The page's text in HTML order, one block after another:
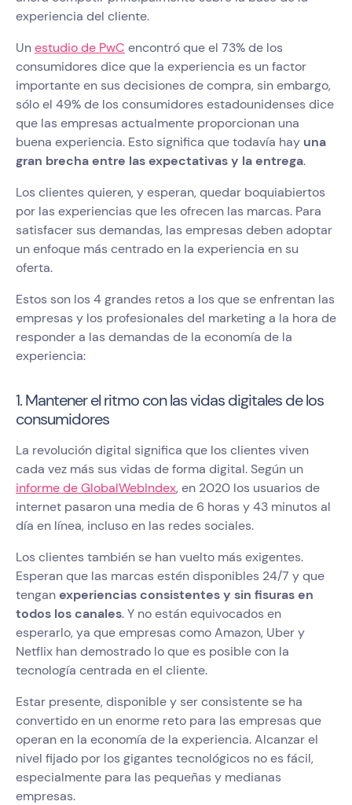
experiencia del cliente.
Unestudio de PwC encontró que el 73% de los
consumidores dice que la experiencia es un factor
importante en sus decisiones de compra, sin embargo,
sólo el 49% de los consumidores estadounidenses dice
que las empresas actualmente proporcionan una
buena experiencia. Esto significa que todavía hay una
gran brecha entre las expectativas y la entrega.
Los clientes quieren, y esperan, quedar boquiabiertos
por las experiencias que les ofrecen las marcas. Para
satisfacer sus demandas, las empresas deben adoptar
un enfoque más centrado en la experiencia en su
oferta.
Estos son los 4 grandes retos a los que se enfrentan las
empresas y los profesionales del marketing a la hora de
responder a las demandas de la economía de la
experiencia:
1. Mantener el ritmo con las vidas digitales de los
consumidores
La revolución digital significa que los clientes viven
cada vez más sus vidas de forma digital. Según un
informe de GlobalWebIndex, en 2020 los usuarios de
internet pasaron una media de 6 horas y 43 minutos al
día en línea, incluso en las redes sociales.
Los clientes también se han vuelto más exigentes.
Esperan que las marcas estén disponibles 24/7 y que
tenganexperiencias consistentes y sin fisuras en
todos los canales. Y no están equivocados en
esperarlo, ya que empresas como Amazon, Uber y
Netflix han demostrado lo que es posible con la
tecnología centrada en el cliente.
Estar presente, disponible y ser consistente se ha
convertido en un enorme reto para las empresas que
operan en la economía de la experiencia. Alcanzar el
nivel fijado por los gigantes tecnológicos no es fácil,
especialmente para las pequeñas y medianas
empresas.